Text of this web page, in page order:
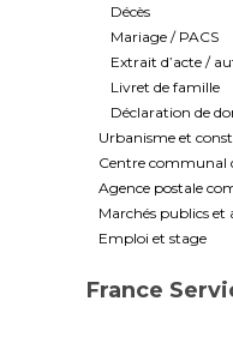
Décès
Mariage / PACS
Extrait d’acte /
Livret de famille
Déclaration de
Urbanisme et
Centre communal
Agence postale
Marchés publics et
Emploi et stage
France